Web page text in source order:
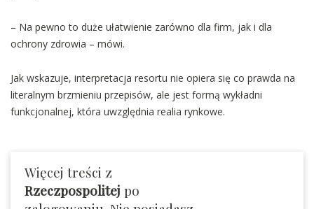
– Na pewno to duże ułatwienie zarówno dla firm, jak i dla
ochrony zdrowia – mówi.
Jak wskazuje, interpretacja resortu nie opiera się co prawda na
literalnym brzmieniu przepisów, ale jest formą wykładni
funkcjonalnej, która uwzględnia realia rynkowe.
Więcej treści z
Rzeczpospolitej po